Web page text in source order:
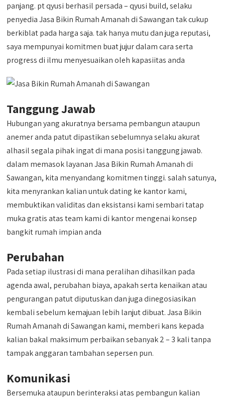
panjang. pt qyusi berhasil persada – qyusi build, selaku
penyedia Jasa Bikin Rumah Amanah di Sawangan tak cukup
berkiblat pada harga saja. tak hanya mutu dan juga reputasi,
saya mempunyai komitmen buat jujur dalam cara serta
progress di ilmu menyesuaikan oleh kapasiitas anda
Tanggung Jawab
Hubungan yang akuratnya bersama pembangun ataupun
anemer anda patut dipastikan sebelumnya selaku akurat
alhasil segala pihak ingat di mana posisi tanggung jawab.
dalam memasok layanan Jasa Bikin Rumah Amanah di
Sawangan, kita menyandang komitmen tinggi. salah satunya,
kita menyrankan kalian untuk dating ke kantor kami,
membuktikan validitas dan eksistansi kami sembari tatap
muka gratis atas team kami di kantor mengenai konsep
bangkit rumah impian anda
Perubahan
Pada setiap ilustrasi di mana peralihan dihasilkan pada
agenda awal, perubahan biaya, apakah serta kenaikan atau
pengurangan patut diputuskan dan juga dinegosiasikan
kembali sebelum kemajuan lebih lanjut dibuat. Jasa Bikin
Rumah Amanah di Sawangan kami, memberi kans kepada
kalian bakal maksimum perbaikan sebanyak 2 – 3 kali tanpa
tampak anggaran tambahan sepersen pun.
Komunikasi
Bersemuka ataupun berinteraksi atas pembangun kalian